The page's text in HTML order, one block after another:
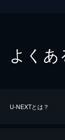
よくあ
U-NEXTとは？